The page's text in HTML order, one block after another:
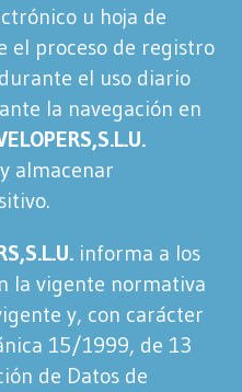
u hoja de
el proceso de registro
el uso diario
la navegación en
almacenar
informa a los
la vigente normativa
y, con carácter
15/1999, de 13
de Datos de